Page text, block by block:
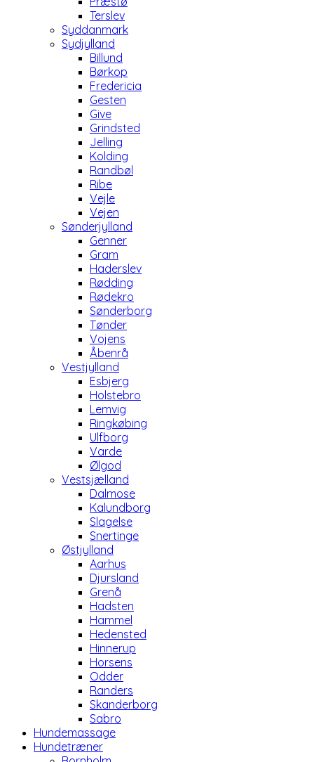
Terslev
Syddanmark
Sydjylland
Billund
Børkop
Fredericia
Gesten
Give
Grindsted
Jelling
Kolding
Randbøl
Ribe
Vejle
Vejen
Sønderjylland
Genner
Gram
Haderslev
Rødding
Rødekro
Sønderborg
Tønder
Vojens
Åbenrå
Vestjylland
Esbjerg
Holstebro
Lemvig
Ringkøbing
Ulfborg
Varde
Ølgod
Vestsjælland
Dalmose
Kalundborg
Slagelse
Snertinge
Østjylland
Aarhus
Djursland
Grenå
Hadsten
Hammel
Hedensted
Hinnerup
Horsens
Odder
Randers
Skanderborg
Sabro
Hundemassage
Hundetræner